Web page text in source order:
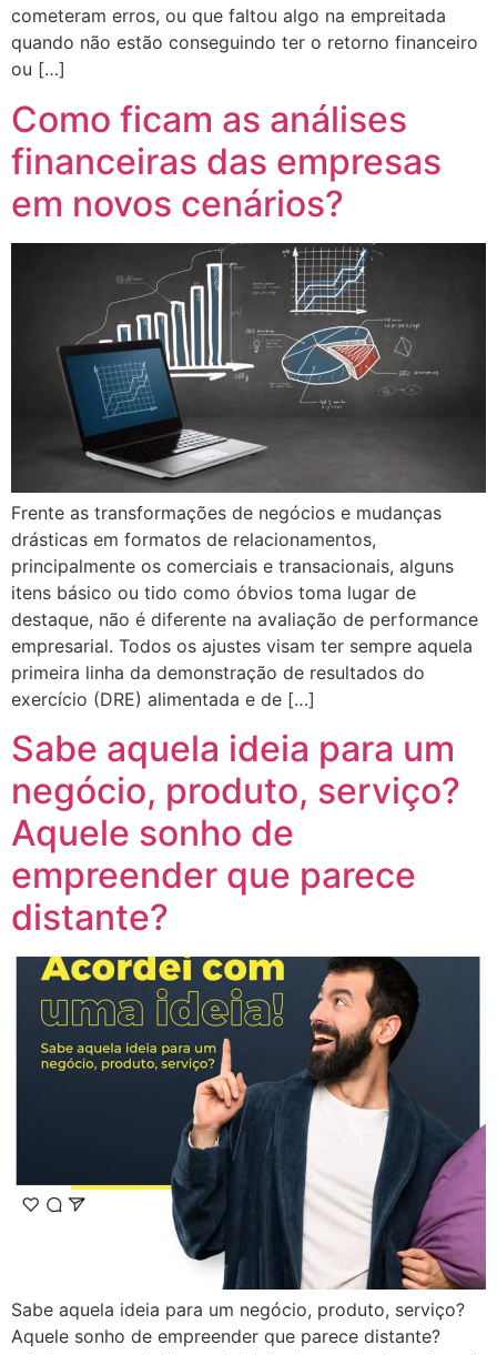
cometeram erros, ou que faltou algo na empreitada
quando não estão conseguindo ter o retorno financeiro
ou […]
Como ficam as análises
financeiras das empresas
em novos cenários?
Frente as transformações de negócios e mudanças
drásticas em formatos de relacionamentos,
principalmente os comerciais e transacionais, alguns
itens básico ou tido como óbvios toma lugar de
destaque, não é diferente na avaliação de performance
empresarial. Todos os ajustes visam ter sempre aquela
primeira linha da demonstração de resultados do
exercício (DRE) alimentada e de […]
Sabe aquela ideia para um
negócio, produto, serviço?
Aquele sonho de
empreender que parece
distante?
Sabe aquela ideia para um negócio, produto, serviço?
Aquele sonho de empreender que parece distante?